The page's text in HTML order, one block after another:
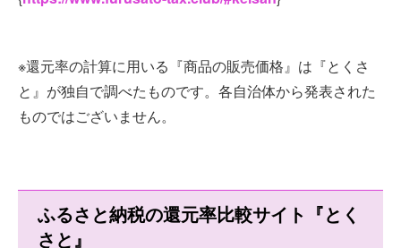
※還元率の計算に用いる『商品の販売価格』は『とくさ
と』が独自で調べたものです。各自治体から発表された
ものではございません。
ふるさと納税の還元率比較サイト『とく
さと』